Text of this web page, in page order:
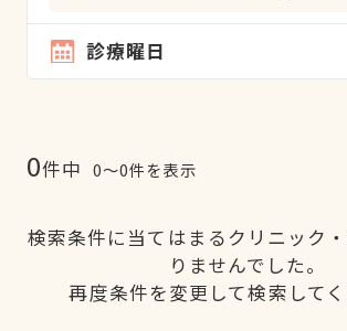
診療曜日
0件中 0〜0件を表示
検索条件に当てはまるクリニック
りませんでした。
再度条件を変更して検索してく